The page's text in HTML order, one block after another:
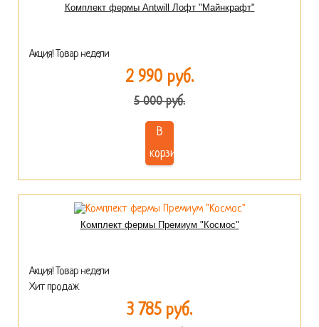
Комплект фермы Antwill Лофт "Майнкрафт"
Акция! Товар недели
2 990 руб.
5 000 руб.
В
корзину
Комплект фермы Премиум "Космос"
Акция! Товар недели
Хит продаж
3 785 руб.